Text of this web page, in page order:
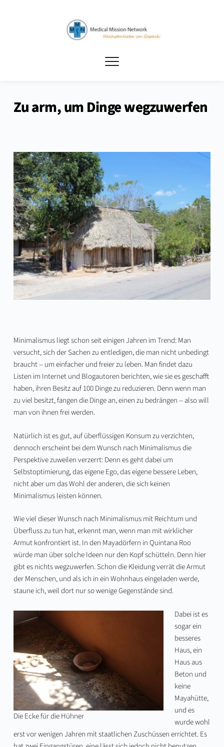
Zu arm, um Dinge wegzuwerfen
Minimalismus liegt schon seit einigen Jahren im Trend: Man
versucht, sich der Sachen zu entledigen, die man nicht unbedingt
braucht -- um einfacher und freier zu leben. Man findet dazu
Listen im Internet und Blogautoren berichten, wie sie es geschafft
haben, ihren Besitz auf 100 Dinge zu reduzieren. Denn wenn man
zu viel besitzt, fangen die Dinge an, einen zu bedrängen -- also will
man von ihnen frei werden.
Natürlich ist es gut, auf überflüssigen Konsum zu verzichten,
dennoch erscheint bei dem Wunsch nach Minimalismus die
Perspektive zuweilen verzerrt: Denn es geht dabei um
Selbstoptimierung, das eigene Ego, das eigene bessere Leben,
nicht aber um das Wohl der anderen, die sich keinen
Minimalismus leisten können.
Wie viel dieser Wunsch nach Minimalismus mit Reichtum und
Überfluss zu tun hat, erkennt man, wenn man mit wirklicher
Armut konfrontiert ist. In den Mayadörfern in Quintana Roo
würde man über solche Ideen nur den Kopf schütteln. Denn hier
gibt es nichts wegzuwerfen. Schon die Kleidung verrät die Armut
der Menschen, und als ich in ein Wohnhaus eingeladen werde,
staune ich, weil dort nur so wenige Gegenstände sind.
Die Ecke für die Hühner
Dabei ist es
sogar ein
besseres
Haus, ein
Haus aus
Beton und
keine
Mayahütte,
und es
wurde wohl
erst vor wenigen Jahren mit staatlichen Zuschüssen errichtet. Es